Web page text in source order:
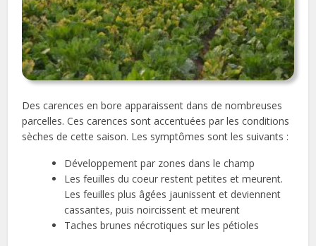
Des carences en bore apparaissent dans de nombreuses
parcelles. Ces carences sont accentuées par les conditions
sèches de cette saison. Les symptômes sont les suivants :
Développement par zones dans le champ
Les feuilles du coeur restent petites et meurent.
Les feuilles plus âgées jaunissent et deviennent
cassantes, puis noircissent et meurent
Taches brunes nécrotiques sur les pétioles